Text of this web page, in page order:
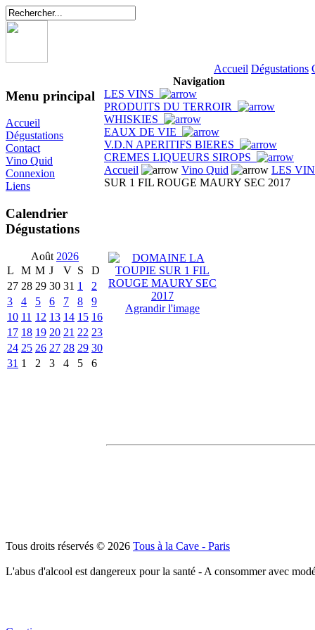
Accueil Dégustations
Menu principal
Accueil
Dégustations
Contact
Vino Quid
Connexion
Liens
Calendrier
Dégustations
Août 2026
L
M M J V S
D
27 28 29 30 31 1
2
3
4 5 6 7 8
9
10 11 12 13 14 15 16
17 18 19 20 21 22 23
24 25 26 27 28 29 30
31 1 2 3 4 5 6
Navigation
LES VINS
PRODUITS DU TERROIR
WHISKIES
EAUX DE VIE
V.D.N APERITIFS BIERES
CREMES LIQUEURS SIROPS
Accueil
Vino Quid
LES
SUR 1 FIL ROUGE MAURY SEC 2017
Agrandir l'image
Tous droits réservés © 2026 Tous à la Cave - Paris
L'abus d'alcool est dangereux pour la santé - A consommer avec